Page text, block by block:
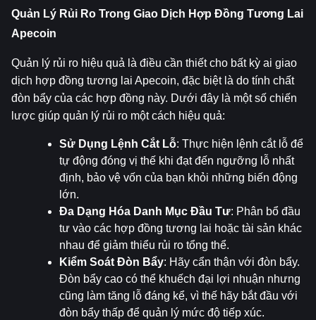
Quản Lý Rủi Ro Trong Giao Dịch Hợp Đồng Tương Lai
Apecoin
Quản lý rủi ro hiệu quả là điều cần thiết cho bất kỳ ai giao
dịch hợp đồng tương lai Apecoin, đặc biệt là do tính chất
đòn bẩy của các hợp đồng này. Dưới đây là một số chiến
lược giúp quản lý rủi ro một cách hiệu quả:
Sử Dụng Lệnh Cắt Lỗ: Thực hiện lệnh cắt lỗ để
tự động đóng vị thế khi đạt đến ngưỡng lỗ nhất
định, bảo vệ vốn của bạn khỏi những biến động
lớn.
Đa Dạng Hóa Danh Mục Đầu Tư: Phân bổ đầu
tư vào các hợp đồng tương lai hoặc tài sản khác
nhau để giảm thiểu rủi ro tổng thể.
Kiểm Soát Đòn Bẩy: Hãy cẩn thận với đòn bẩy.
Đòn bẩy cao có thể khuếch đại lợi nhuận nhưng
cũng làm tăng lỗ đáng kể, vì thế hãy bắt đầu với
đòn bẩy thấp để quản lý mức độ tiếp xúc.